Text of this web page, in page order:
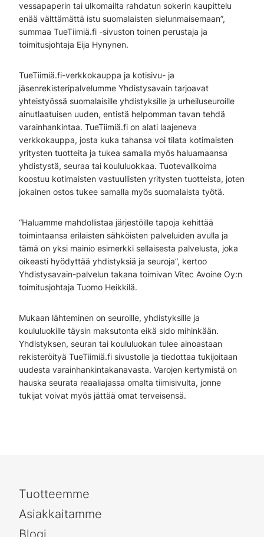
vessapaperin tai ulkomailta rahdatun sokerin kaupittelu
enää välttämättä istu suomalaisten sielunmaisemaan”,
summaa TueTiimiä.fi -sivuston toinen perustaja ja
toimitusjohtaja Eija Hynynen.
TueTiimiä.fi-verkkokauppa ja kotisivu- ja
jäsenrekisteripalvelumme Yhdistysavain tarjoavat
yhteistyössä suomalaisille yhdistyksille ja urheiluseuroille
ainutlaatuisen uuden, entistä helpomman tavan tehdä
varainhankintaa. TueTiimiä.fi on alati laajeneva
verkkokauppa, josta kuka tahansa voi tilata kotimaisten
yritysten tuotteita ja tukea samalla myös haluamaansa
yhdistystä, seuraa tai koululuokkaa. Tuotevalikoima
koostuu kotimaisten vastuullisten yritysten tuotteista, joten
jokainen ostos tukee samalla myös suomalaista työtä.
“Haluamme mahdollistaa järjestöille tapoja kehittää
toimintaansa erilaisten sähköisten palveluiden avulla ja
tämä on yksi mainio esimerkki sellaisesta palvelusta, joka
oikeasti hyödyttää yhdistyksiä ja seuroja”, kertoo
Yhdistysavain-palvelun takana toimivan Vitec Avoine Oy:n
toimitusjohtaja Tuomo Heikkilä.
Mukaan lähteminen on seuroille, yhdistyksille ja
koululuokille täysin maksutonta eikä sido mihinkään.
Yhdistyksen, seuran tai koululuokan tulee ainoastaan
rekisteröityä TueTiimiä.fi sivustolle ja tiedottaa tukijoitaan
uudesta varainhankintakanavasta. Varojen kertymistä on
hauska seurata reaaliajassa omalta tiimisivulta, jonne
tukijat voivat myös jättää omat terveisensä.
Tuotteemme
Asiakkaitamme
Blogi